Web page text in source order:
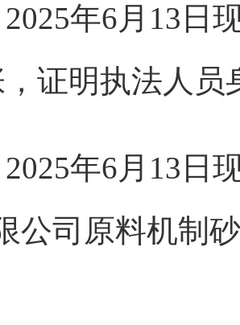
年6月13日现
证明执法人
年6月13日现
公司原料机制